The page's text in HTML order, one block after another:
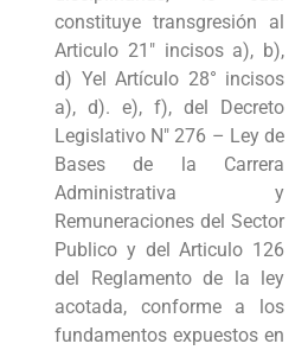
constituye transgresión al
Articulo 21" incisos a), b),
d) Yel Artículo 28° incisos
a), d). e), f), del Decreto
Legislativo N" 276 – Ley de
Bases de la Carrera
Administrativa y
Remuneraciones del Sector
Publico y del Articulo 126
del Reglamento de la ley
acotada, conforme a los
fundamentos expuestos en